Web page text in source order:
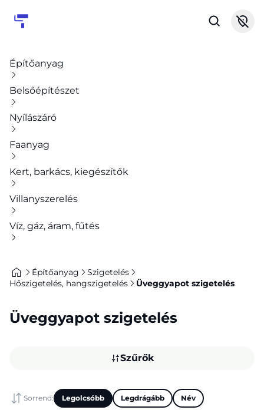
Építőanyag
Belsőépítészet
Nyílászáró
Faanyag
Kert, barkács, kiegészítők
Villanyszerelés
Víz, gáz, áram, fűtés
Építőanyag
Szigetelés
Hőszigetelés, hangszigetelés
Üveggyapot szigetelés
Üveggyapot szigetelés
Szűrők
Sorrend: Legolcsóbb Legdrágább Név